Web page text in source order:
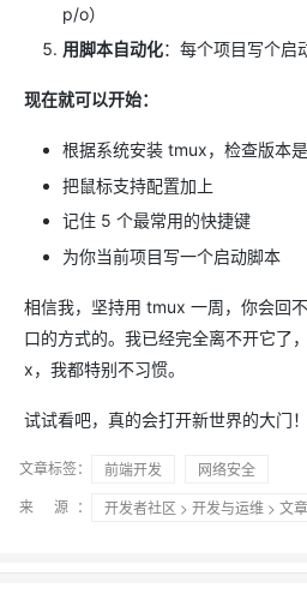
p/o）
用脚本自动化：每个项目写个启
现在就可以开始：
根据系统安装 tmux，检查版本
把鼠标支持配置加上
记住 5 个最常用的快捷键
为你当前项目写一个启动脚本
相信我，坚持用 tmux 一周，你会回
口的方式的。我已经完全离不开它了
x，我都特别不习惯。
试试看吧，真的会打开新世界的大门！
文章标签： 前端开发
网络安全
来 源：
开发者社区 > 开发与运维 > 文章